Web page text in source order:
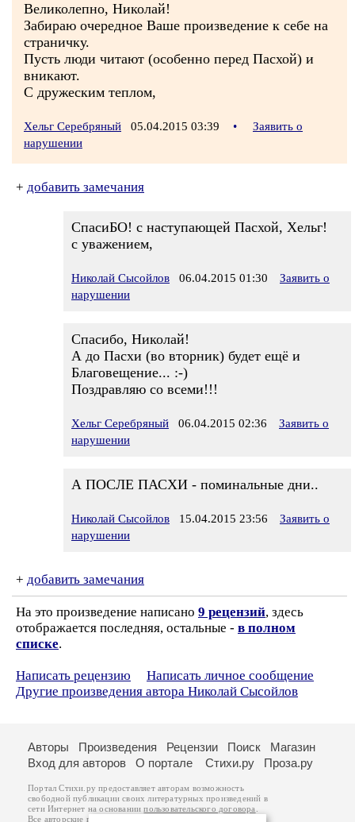
Великолепно, Николай!
Забираю очередное Ваше произведение к себе на
страничку.
Пусть люди читают (особенно перед Пасхой) и
вникают.
С дружеским теплом,
Хельг Серебряный 05.04.2015 03:39 •
Заявить о
нарушении
+ добавить замечания
СпасиБО! с наступающей Пасхой, Хельг!
с уважением,
Николай Сысойлов 06.04.2015 01:30
Заявить о
нарушении
Спасибо, Николай!
А до Пасхи (во вторник) будет ещё и
Благовещение... :-)
Поздравляю со всеми!!!
Хельг Серебряный 06.04.2015 02:36
Заявить о
нарушении
А ПОСЛЕ ПАСХИ - поминальные дни..
Николай Сысойлов 15.04.2015 23:56
Заявить о
нарушении
+ добавить замечания
На это произведение написано 9 рецензий, здесь
отображается последняя, остальные - в полном
списке.
Написать рецензию
Написать личное сообщение
Другие произведения автора Николай Сысойлов
Авторы Произведения Рецензии Поиск
Магазин
Вход для авторов
О портале Стихи.ру Проза.ру
Портал Стихи.ру предоставляет авторам возможность
свободной публикации своих литературных произведений в
сети Интернет на основаниипользовательского договора
Все авторские права на произведения принадлежат авторам